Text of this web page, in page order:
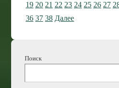
флешку
для
записей
19 20 21 22 23 24 25 26 27
36 37 38 Далее
Поиск